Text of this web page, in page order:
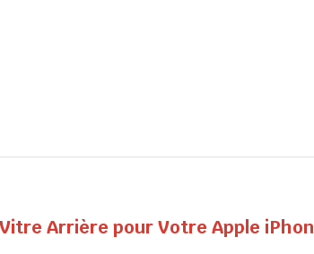
Arrière pour Votre Apple